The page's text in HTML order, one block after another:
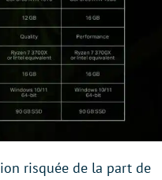
risquée de la part de